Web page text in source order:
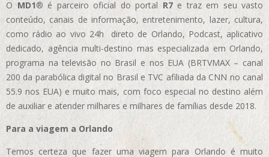
OMD1® é parceiro oficial do portal R7e traz em seu vasto
conteúdo, canais de informação, entretenimento, lazer, cultura,
como rádio ao vivo 24h direto de Orlando, Podcast, aplicativo
dedicado, agência multi-destino mas especializada em Orlando,
programa na televisão no Brasil e nos EUA (BRTVMAX – canal
200 da parabólica digital no Brasil e TVC afiliada da CNN no canal
55.9 nos EUA) e muito mais, com foco especial no destino além
de auxiliar e atender milhares e milhares de famílias desde 2018.
Para a viagem a Orlando
Temos certeza que fazer uma viagem para Orlando é muito